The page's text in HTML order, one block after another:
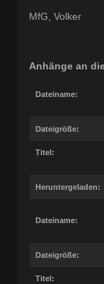
MfG, Volker
Anhänge an
Dateiname:
Dateigröße:
Titel:
Heruntergeladen:
Dateiname:
Dateigröße:
Titel: